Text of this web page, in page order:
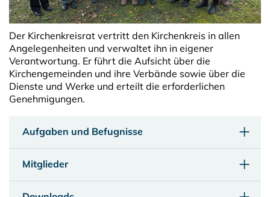
Der Kirchenkreisrat vertritt den Kirchenkreis in allen
Angelegenheiten und verwaltet ihn in eigener
Verantwortung. Er führt die Aufsicht über die
Kirchengemeinden und ihre Verbände sowie über die
Dienste und Werke und erteilt die erforderlichen
Genehmigungen.
Aufgaben und Befugnisse
Mitglieder